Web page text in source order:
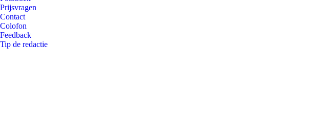
Prijsvragen
Contact
Colofon
Feedback
Tip de redactie